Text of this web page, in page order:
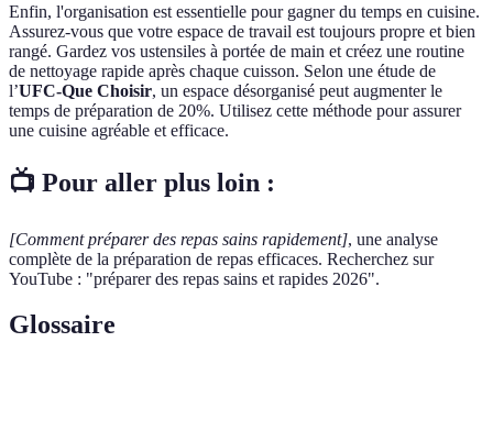
Enfin, l'organisation est essentielle pour gagner du temps en cuisine.
Assurez-vous que votre espace de travail est toujours propre et bien
rangé. Gardez vos ustensiles à portée de main et créez une routine
de nettoyage rapide après chaque cuisson. Selon une étude de
l’UFC-Que Choisir, un espace désorganisé peut augmenter le
temps de préparation de 20%. Utilisez cette méthode pour assurer
une cuisine agréable et efficace.
📺 Pour aller plus loin :
[Comment préparer des repas sains rapidement], une analyse
complète de la préparation de repas efficaces. Recherchez sur
YouTube : "préparer des repas sains et rapides 2026".
Glossaire